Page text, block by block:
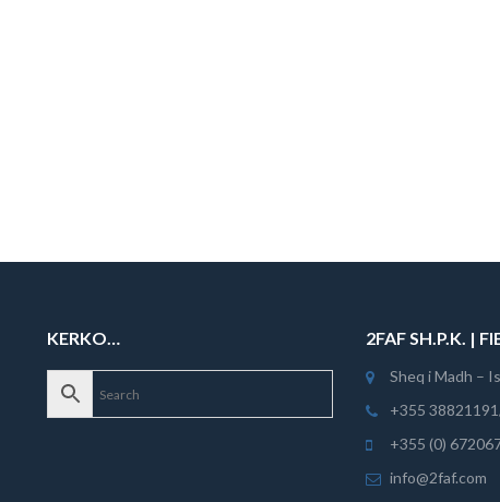
KERKO… 2FAF SH.P.K. |
Sheq i Madh –
+355
+355 (0)
info@2faf.com